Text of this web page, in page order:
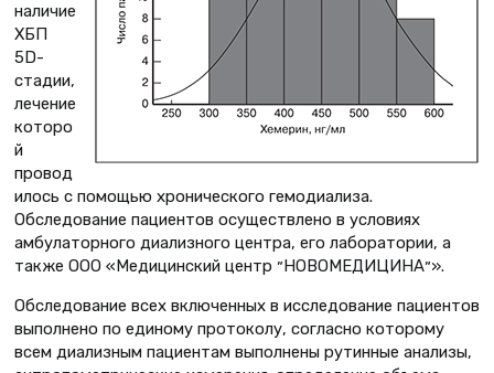
наличие
ХБП
5D-
стадии,
лечение
которо
й
провод
илось с помощью хронического гемодиализа.
Обследование пациентов осуществлено в условиях
амбулаторного диализного центра, его лаборатории, а
также ООО «Медицинский центр ״НОВОМЕДИЦИНА״».
Обследование всех включенных в исследование пациентов
выполнено по единому протоколу, согласно которому
всем диализным пациентам выполнены рутинные анализы,